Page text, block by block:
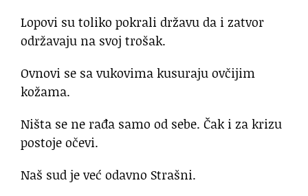
Lopovi su toliko pokrali državu da i zatvor
održavaju na svoj trošak.
Ovnovi se sa vukovima kusuraju ovčijim
kožama.
Ništa se ne rađa samo od sebe. Čak i za krizu
postoje očevi.
Naš sud je već odavno Strašni.